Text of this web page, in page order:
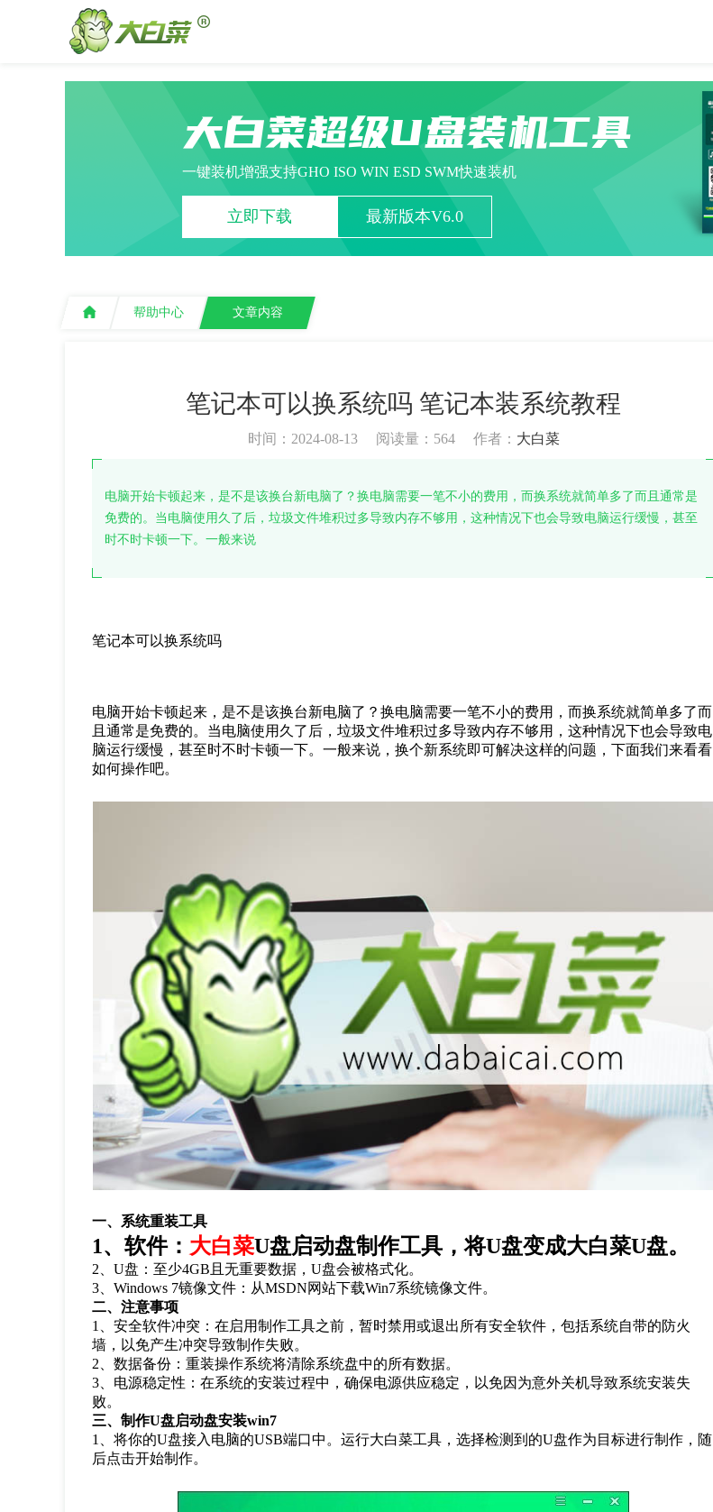
大白菜超级U盘装机工具
一键装机增强支持GHO ISO WIN ESD SWM快速装机
立即下载 最新版本V6.0
帮助中心 文章内容
笔记本可以换系统吗 笔记本装系统教程
时间：2024-08-13 阅读量： 564 作者： 大白菜
电脑开始卡顿起来，是不是该换台新电脑了？换电脑需要一笔不小的费用，而换系统就简单多了而且通常是
免费的。当电脑使用久了后，垃圾文件堆积过多导致内存不够用，这种情况下也会导致电脑运行缓慢，甚至
时不时卡顿一下。一般来说
笔记本可以换系统吗
电脑开始卡顿起来，是不是该换台新电脑了？换电脑需要一笔不小的费用，而换系统就简单多了而
且通常是免费的。当电脑使用久了后，垃圾文件堆积过多导致内存不够用，这种情况下也会导致电
脑运行缓慢，甚至时不时卡顿一下。一般来说，换个新系统即可解决这样的问题，下面我们来看看
如何操作吧。
一、系统重装工具
1、软件： 大白菜U盘启动盘制作工具，将U盘变成大白菜U盘。
2 、U盘：至少4GB 且无重要数据，U盘会被格式化。
3 、Windows 7镜像文件：从MSDN网站下载Win7系统镜像文件。
二、注意事项
1
、安全软件冲突：在启用制作工具之前，暂时禁用或退出所有安全软件，包括系统自带的防火
墙，以免产生冲突导致制作失败。
2 、数据备份：重装操作系统将清除系统盘中的所有数据。
3 、电源稳定性：在系统的安装过程中，确保电源供应稳定，以免因为意外关机导致系统安装失
败。
三、制作U盘启动盘安装win7
1
、将你的U盘接入电脑的USB端口中。运行大白菜工具，选择检测到的U盘作为目标进行制作，随
后点击开始制作。